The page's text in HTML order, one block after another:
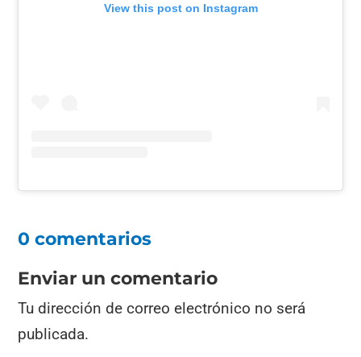
View this post on Instagram
0 comentarios
Enviar un comentario
Tu dirección de correo electrónico no será
publicada.